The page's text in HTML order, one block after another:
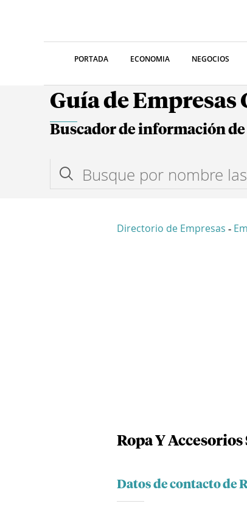
PORTADA ECONOMIA NEGOCIOS
Guía de
Buscador de información de
Directorio de Empresas -
Ropa Y Accesorios
Datos de contacto de